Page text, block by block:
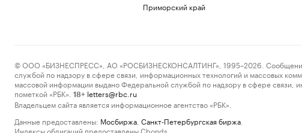
Приморский край
© ООО «БИЗНЕСПРЕСС», АО «РОСБИЗНЕСКОНСАЛТИНГ», 1995–2026. Сообщения и
службой по надзору в сфере связи, информационных технологий и массовых
массовой информации выдано Федеральной службой по надзору в сфере
пометкой «РБК».
18+ letters@rbc.ru
Владельцем сайта является информационное агентство «РБК».
Данные предоставлены: Мосбиржа Санкт-Петербургская биржа
Индексы облигаций предоставлены Cbonds.